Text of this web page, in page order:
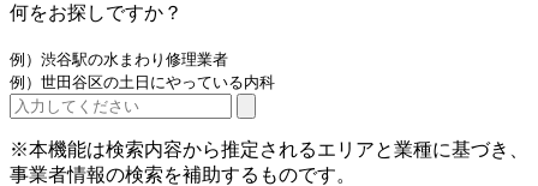
何をお探しですか？
例）渋谷駅の水まわり修理業者
例）世田谷区の土日にやっている内科
※本機能は検索内容から推定されるエリアと業種に基づき、
事業者情報の検索を補助するものです。